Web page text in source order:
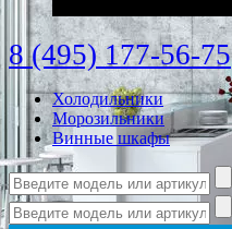
8 (495) 177-56-75
Холодильники
Морозильники
Винные шкафы